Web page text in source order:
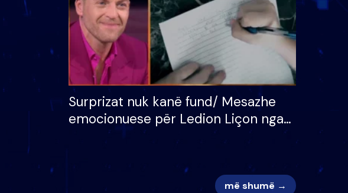
Surprizat nuk kanë fund/ Mesazhe
emocionuese për Ledion Liçon nga
nëna dhe fëmijët e tij, moderatori
më shumë →